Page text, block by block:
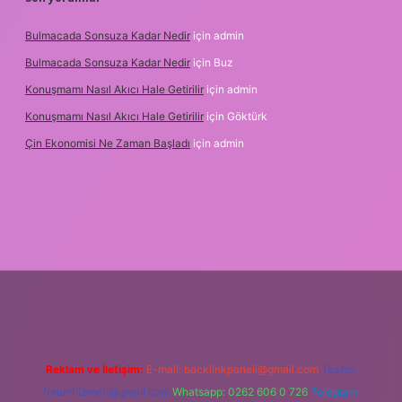
Bulmacada Sonsuza Kadar Nedir için admin
Bulmacada Sonsuza Kadar Nedir için Buz
Konuşmamı Nasıl Akıcı Hale Getirilir için admin
Konuşmamı Nasıl Akıcı Hale Getirilir için Göktürk
Çin Ekonomisi Ne Zaman Başladı için admin
Reklam ve İletişim: E-mail: backlinkpaneli@gmail.com Teams:
forumhizmeti@gmail.com Whatsapp: 0262 606 0 726 Telegram: